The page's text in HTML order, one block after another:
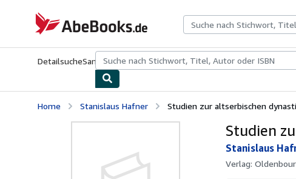
AbeBooks.de
DetailsucheSammlungenAntiquarische BücherKunst &
Home Stanislaus Hafner Studien zur altserbischen
Studien
Stanislaus
Verlag: